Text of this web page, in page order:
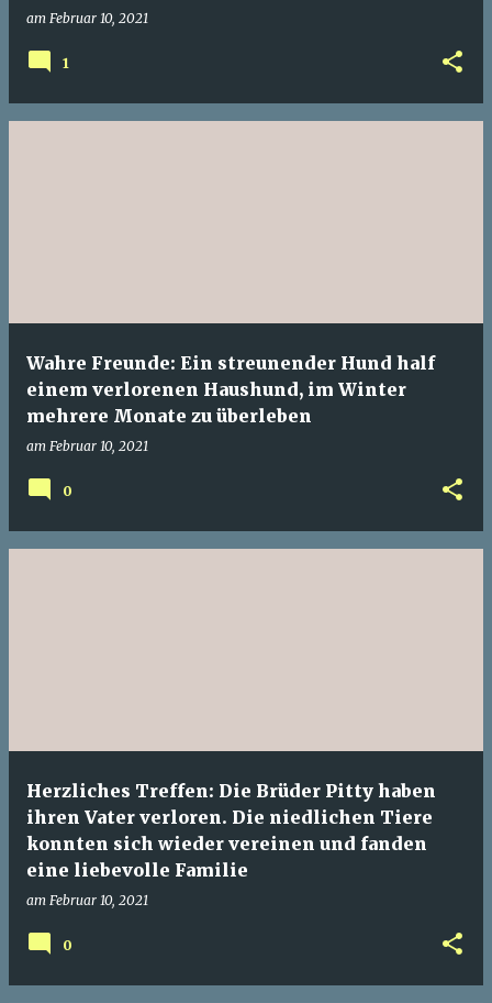
am Februar 10, 2021
1
Wahre Freunde: Ein streunender Hund half
einem verlorenen Haushund, im Winter
mehrere Monate zu überleben
am Februar 10, 2021
0
Herzliches Treffen: Die Brüder Pitty haben
ihren Vater verloren. Die niedlichen Tiere
konnten sich wieder vereinen und fanden
eine liebevolle Familie
am Februar 10, 2021
0